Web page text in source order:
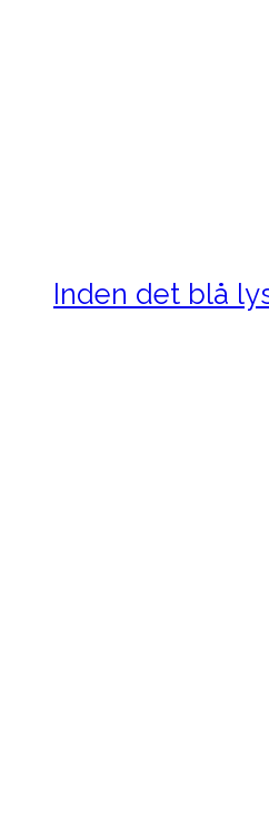
Inden det blå